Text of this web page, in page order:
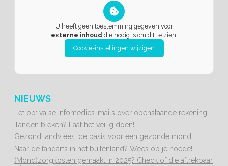
U heeft geen toestemming gegeven voor
externe inhoud die nodig is om dit te zien.
Cookie-instellingen wijzigen
NIEUWS
Let op: valse Infomedics-mails over openstaande rekening
Tanden bleken? Laat het veilig doen!
Gezond tandvlees: de basis voor een gezonde mond
Naar de tandarts in het buitenland? Wees op je hoede!
(Mond)zorgkosten gemaakt in 2025? Check of die aftrekbaar